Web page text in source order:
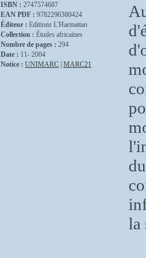
ISBN : 2747574687
EAN PDF : 9782296380424
Éditeur : Editions L'Harmattan
Collection : Études africaines
Nombre de pages : 294
Date : 11- 2004
Notice : UNIMARC MARC21
la